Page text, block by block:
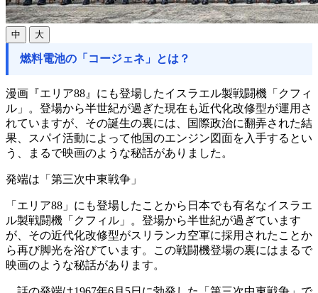
中 大
燃料電池の「コージェネ」とは？
漫画『エリア88』にも登場したイスラエル製戦闘機「クフィ
ル」。登場から半世紀が過ぎた現在も近代化改修型が運用さ
れていますが、その誕生の裏には、国際政治に翻弄された結
果、スパイ活動によって他国のエンジン図面を入手するとい
う、まるで映画のような秘話がありました。
発端は「第三次中東戦争」
「エリア88」にも登場したことから日本でも有名なイスラエ
ル製戦闘機「クフィル」。登場から半世紀が過ぎています
が、その近代化改修型がスリランカ空軍に採用されたことか
ら再び脚光を浴びています。この戦闘機登場の裏にはまるで
映画のような秘話があります。